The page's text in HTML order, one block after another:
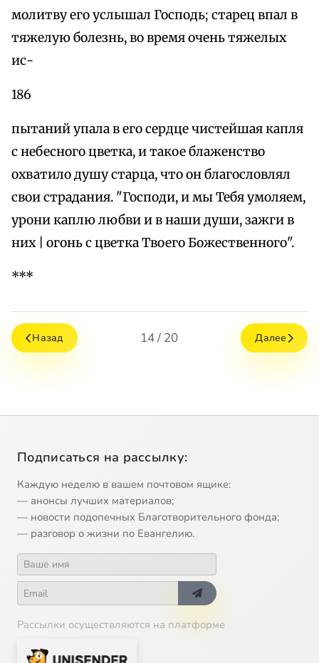
молитву его услышал Господь; старец впал в
тяжелую болезнь, во время очень тяжелых
ис-
186
пытаний упала в его сердце чистейшая капля
с небесного цветка, и такое блаженство
охватило душу старца, что он благословлял
свои страдания. "Господи, и мы Тебя умоляем,
урони каплю любви и в наши души, зажги в
них | огонь с цветка Твоего Божественного".
***
Назад 14 / 20 Далее
Подписаться на рассылку:
Каждую неделю в вашем почтовом ящике:
— анонсы лучших материалов;
— новости подопечных Благотворительного фонда;
— разговор о жизни по Евангелию.
Рассылки осуществляются на платформе